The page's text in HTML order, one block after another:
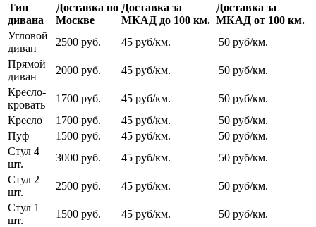
Тип
дивана
Доставка по
Москве
Доставка за
МКАД до 100 км.
Доставка за
МКАД от 100 км.
Угловой
диван
2500 руб. 45 руб/км.
50 руб/км.
Прямой
диван
2000 руб. 45 руб/км.
50 руб/км.
Кресло-
кровать
1700 руб. 45 руб/км.
50 руб/км.
Кресло
1700 руб. 45 руб/км.
50 руб/км.
Пуф
1500 руб. 45 руб/км.
50 руб/км.
Стул 4
шт.
3000 руб. 45 руб/км.
50 руб/км.
Стул 2
шт.
2500 руб. 45 руб/км.
50 руб/км.
Стул 1
шт.
1500 руб. 45 руб/км. 50 руб/км.